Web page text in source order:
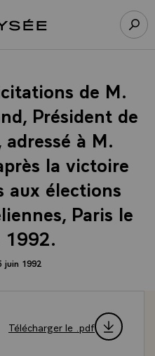
à l’accueil Élysée
de M.
Président de
à M.
la victoire
aux élections
Paris le
juin 1992
Télécharger le .pdf